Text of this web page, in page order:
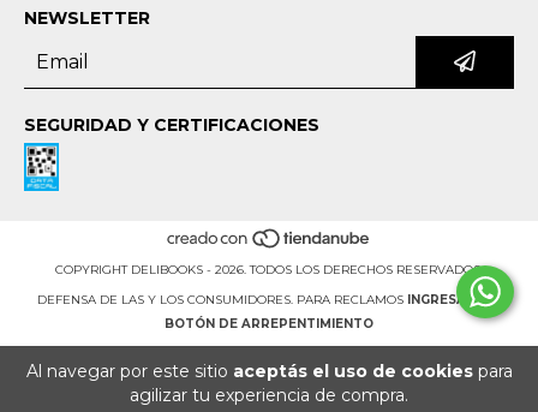
Al navegar por este sitio aceptás el uso de cookiespara
agilizar tu experiencia de compra.
NEWSLETTER
SEGURIDAD Y CERTIFICACIONES
COPYRIGHT DELIBOOKS - 2026. TODOS LOS DERECHOS RESERVADOS.
DEFENSA DE LAS Y LOS CONSUMIDORES. PARA RECLAMOS
INGRESÁ ACÁ.
BOTÓN DE ARREPENTIMIENTO